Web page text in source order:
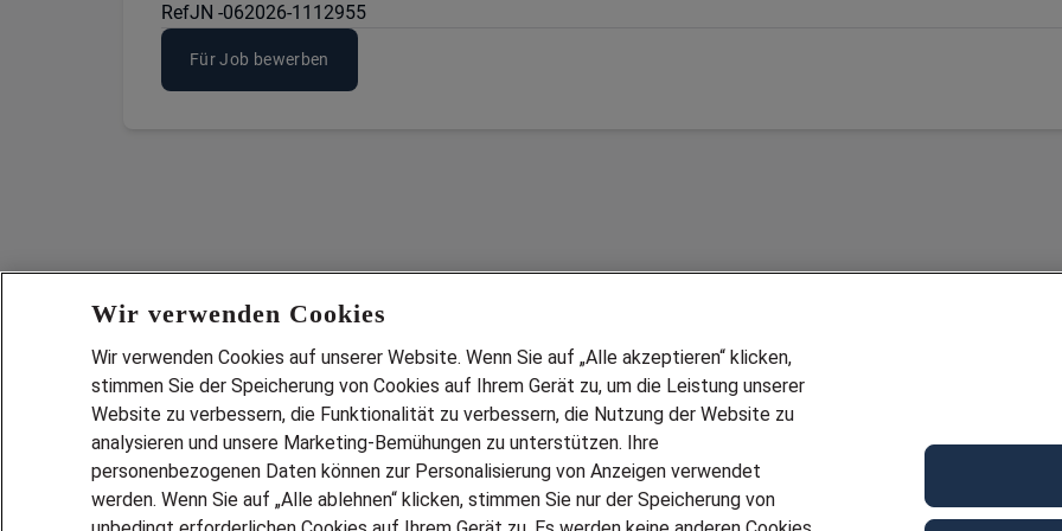
RefJN -062026-1112955
Für Job bewerben
Services
JOBSUCHE
LEBENSLAUF GENERATOR
Wir verwenden Cookies
Wir verwenden Cookies auf unserer Website. Wenn Sie auf „Alle akzeptieren“ klicken,
stimmen Sie der Speicherung von Cookies auf Ihrem Gerät zu, um die Leistung unserer
Website zu verbessern, die Funktionalität zu verbessern, die Nutzung der Website zu
analysieren und unsere Marketing-Bemühungen zu unterstützen. Ihre
personenbezogenen Daten können zur Personalisierung von Anzeigen verwendet
werden. Wenn Sie auf „Alle ablehnen“ klicken, stimmen Sie nur der Speicherung von